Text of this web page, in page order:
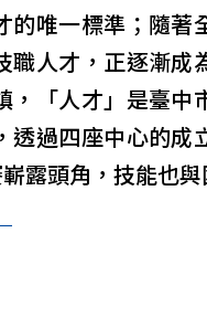
唯一標準；隨著
人才，正逐漸成
「人才」是臺中
過四座中心的成
露頭角，技能也與